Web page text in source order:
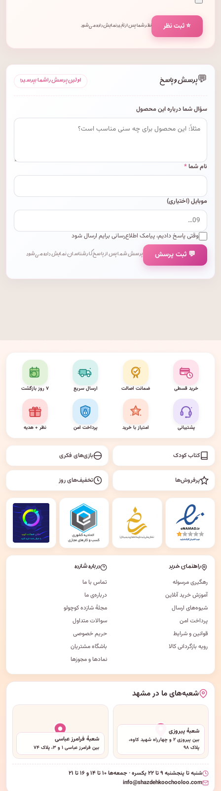
⭐ ثبت نظر نظر شما پس از تأیید نمایش داده می‌شود.
💬پرسش و پاسخ اولین پرسش را شما بپرسید!
سؤال شما درباره این محصول
نام شما*
موبایل (اختیاری)
وقتی پاسخ دادیم، پیامک اطلاع‌رسانی برایم ارسال شود
💬 ثبت پرسش پرسش شما پس از پاسخ کارشناسان نمایش داده می‌شود.
خرید قسطی ضمانت اصالت ارسال سریع ۷ روز بازگشت
پشتیبانی امتیاز با خرید پرداخت امن نظر + هدیه
کتاب کودک بازی‌های فکری
پرفروش‌ها تخفیف‌های روز
راهنمای خرید
رهگیری مرسوله
آموزش خرید آنلاین
شیوه‌های ارسال
پرداخت امن
قوانین و شرایط
رویه بازگردانی کالا
درباره شازده
تماس با ما
درباره‌ی ما
مجلهٔ شازده کوچولو
سوالات متداول
حریم خصوصی
باشگاه مشتریان
نمادها و مجوزها
شعبه‌های ما در مشهد
شعبهٔ پیروزی
بین پیروزی ۲ و چهارراه شهید کاوه،
پلاک ۹۸
شعبهٔ فرامرز عباسی
بین فرامرز عباسی ۱ و ۳، پلاک ۷۴
شنبه تا پنجشنبه ۹ تا ۲۲ یکسره · جمعه‌ها ۱۰ تا ۱۴ و ۱۶ تا ۲۱
info@shazdehkoochooloo.com